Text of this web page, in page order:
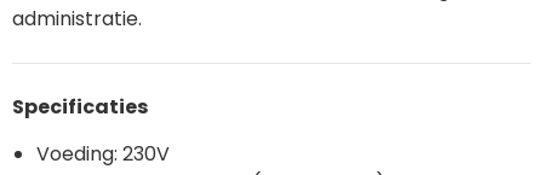
administratie.
Specificaties
Voeding: 230V